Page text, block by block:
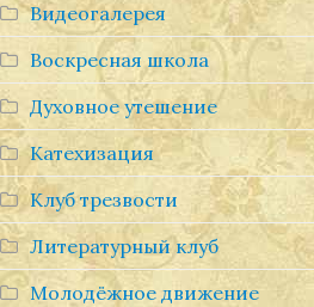
Видеогалерея
Воскресная школа
Духовное утешение
Катехизация
Клуб трезвости
Литературный клуб
Молодёжное движение